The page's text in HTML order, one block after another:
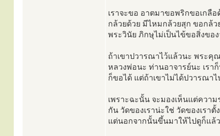
เราจะขอ อาตมาขอพริกขอเกลื
กล้วยด้วย มีไหมกล้วยสุก ขอกล้ว
พระวินัย ภิกษุไม่เป็นไข้ขอสิ่งขอ
ถ้าเขาปวารณาไว้แล้วนะ พระคุ
หลวงพ่อนะ ท่านอาจารย์นะ เร
ก็ขอได้ แต่ถ้าเขาไม่ได้ปวารณา
เพราะฉะนั้น จะมองเห็นแต่ควา
กัน วัดของเราน่ะใช่ วัดของเรา
แต่นอกจากนั้นขึ้นมาให้ไปดูก็แล้